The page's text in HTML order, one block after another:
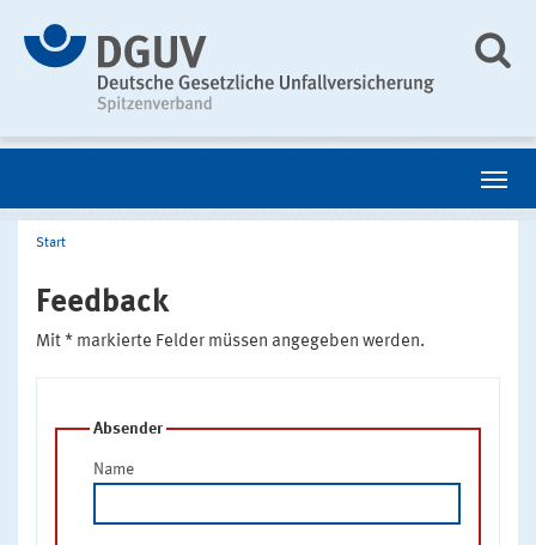
Start
Feedback
Mit * markierte Felder müssen angegeben werden.
Absender
Name